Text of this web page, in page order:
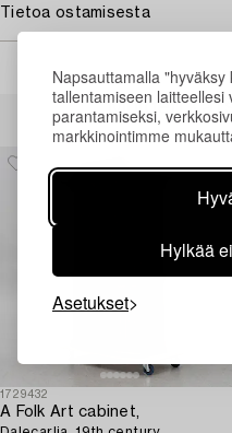
Napsauttamalla
tallentamiseen laitteellesi
parantamiseksi,
markkinointimme
Hylkää
Asetukset
Tietoa ostamisesta
Muiden
1729432
A Folk Art cabinet,